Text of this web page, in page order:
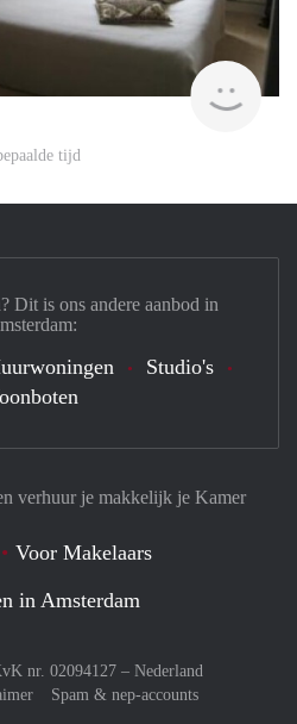
tijd
verhuur je makkelijk je Kamer
Voor Makelaars
in Amsterdam
nr. 02094127 – Nederland
Spam & nep-accounts
Dit is ons andere aanbod in
Studio's